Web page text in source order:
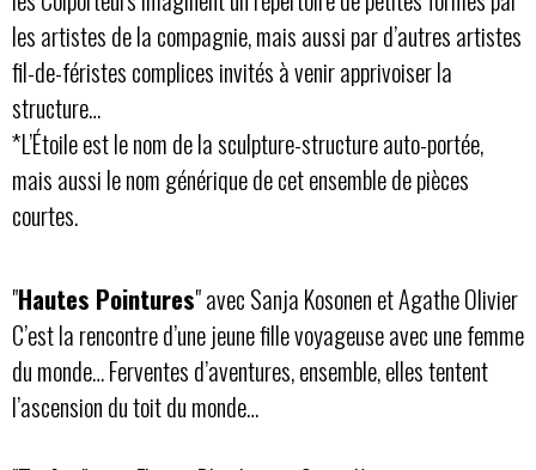
les artistes de la compagnie, mais aussi par d’autres artistes
fil-de-féristes complices invités à venir apprivoiser la
structure…
*L’Étoile est le nom de la sculpture-structure auto-portée,
mais aussi le nom générique de cet ensemble de pièces
courtes.
"Hautes Pointures" avec Sanja Kosonen et Agathe Olivier
C’est la rencontre d’une jeune fille voyageuse avec une femme
du monde… Ferventes d’aventures, ensemble, elles tentent
l’ascension du toit du monde…